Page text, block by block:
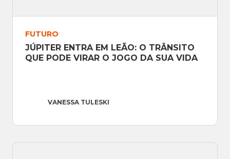
FUTURO
JÚPITER ENTRA EM LEÃO: O TRÂNSITO
QUE PODE VIRAR O JOGO DA SUA VIDA
VANESSA TULESKI